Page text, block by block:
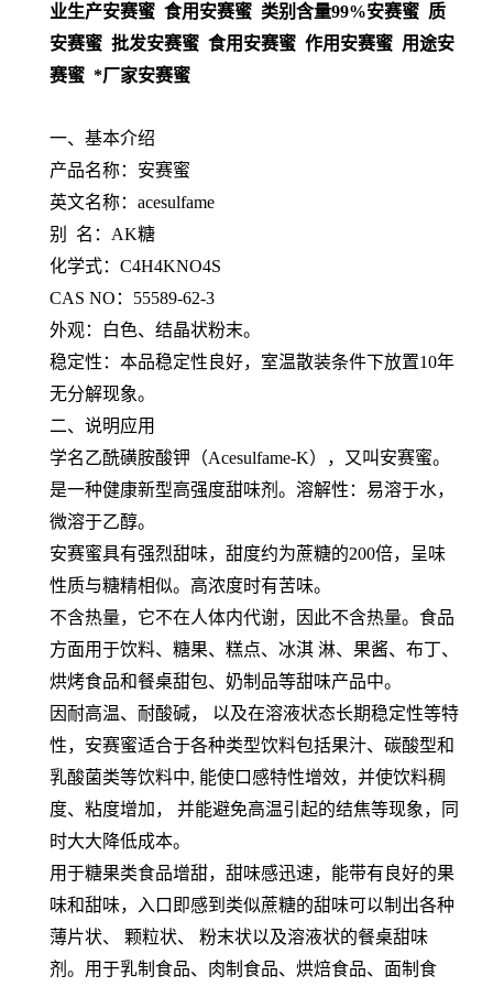
业生产安赛蜜 食用安赛蜜 类别含量99%安赛蜜 质
安赛蜜 批发安赛蜜 食用安赛蜜 作用安赛蜜 用途安
赛蜜 *厂家安赛蜜
一、基本介绍
产品名称：安赛蜜
英文名称：acesulfame
别 名：AK糖
化学式：C4H4KNO4S
CAS NO：55589-62-3
外观：白色、结晶状粉末。
稳定性：本品稳定性良好，室温散装条件下放置10年
无分解现象。
二、说明应用
学名乙酰磺胺酸钾（Acesulfame-K），又叫安赛蜜。
是一种健康新型高强度甜味剂。溶解性：易溶于水，
微溶于乙醇。
安赛蜜具有强烈甜味，甜度约为蔗糖的200倍，呈味
性质与糖精相似。高浓度时有苦味。
不含热量，它不在人体内代谢，因此不含热量。食品
方面用于饮料、糖果、糕点、冰淇 淋、果酱、布丁、
烘烤食品和餐桌甜包、奶制品等甜味产品中。
因耐高温、耐酸碱， 以及在溶液状态长期稳定性等特
性，安赛蜜适合于各种类型饮料包括果汁、碳酸型和
乳酸菌类等饮料中, 能使口感特性增效，并使饮料稠
度、粘度增加， 并能避免高温引起的结焦等现象，同
时大大降低成本。
用于糖果类食品增甜，甜味感迅速，能带有良好的果
味和甜味，入口即感到类似蔗糖的甜味可以制出各种
薄片状、 颗粒状、 粉末状以及溶液状的餐桌甜味
剂。用于乳制食品、肉制食品、烘焙食品、面制食